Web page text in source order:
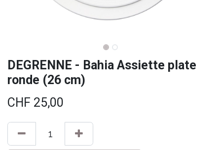
DEGRENNE - Bahia Assiette plate
ronde (26 cm)
CHF 25,00